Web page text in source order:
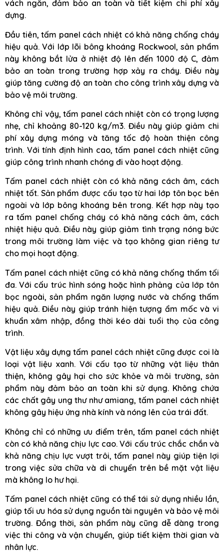
vách ngăn, đảm bảo an toàn và tiết kiệm chi phí xây
dựng.
Đầu tiên, tấm panel cách nhiệt có khả năng chống cháy
hiệu quả. Với lớp lõi bông khoáng Rockwool, sản phẩm
này không bắt lửa ở nhiệt độ lên đến 1000 độ C, đảm
bảo an toàn trong trường hợp xảy ra cháy. Điều này
giúp tăng cường độ an toàn cho công trình xây dựng và
bảo vệ môi trường.
Không chỉ vậy, tấm panel cách nhiệt còn có trọng lượng
nhẹ, chỉ khoảng 80-120 kg/m3. Điều này giúp giảm chi
phí xây dựng móng và tăng tốc độ hoàn thiện công
trình. Với tính định hình cao, tấm panel cách nhiệt cũng
giúp công trình nhanh chóng đi vào hoạt động.
Tấm panel cách nhiệt còn có khả năng cách âm, cách
nhiệt tốt. Sản phẩm được cấu tạo từ hai lớp tôn bọc bên
ngoài và lớp bông khoáng bên trong. Kết hợp này tạo
ra tấm panel chống cháy có khả năng cách âm, cách
nhiệt hiệu quả. Điều này giúp giảm tình trạng nóng bức
trong môi trường làm việc và tạo không gian riêng tư
cho mọi hoạt động.
Tấm panel cách nhiệt cũng có khả năng chống thấm tối
đa. Với cấu trúc hình sóng hoặc hình phảng của lớp tôn
bọc ngoài, sản phẩm ngăn lượng nước và chống thấm
hiệu quả. Điều này giúp tránh hiện tượng ẩm mốc và vi
khuẩn xâm nhập, đồng thời kéo dài tuổi thọ của công
trình.
Vật liệu xây dựng tấm panel cách nhiệt cũng được coi là
loại vật liệu xanh. Với cấu tạo từ những vật liệu thân
thiện, không gây hại cho sức khỏe và môi trường, sản
phẩm này đảm bảo an toàn khi sử dụng. Không chứa
các chất gây ung thư như amiang, tấm panel cách nhiệt
không gây hiệu ứng nhà kính và nóng lên của trái đất.
Không chỉ có những ưu điểm trên, tấm panel cách nhiệt
còn có khả năng chịu lực cao. Với cấu trúc chắc chắn và
khả năng chịu lực vượt trôi, tấm panel này giúp tiện lợi
trong việc sửa chữa và di chuyển trên bề mặt vật liệu
mà không lo hư hại.
Tấm panel cách nhiệt cũng có thể tái sử dụng nhiều lần,
giúp tối ưu hóa sử dụng nguồn tài nguyên và bảo vệ môi
trường. Đồng thời, sản phẩm này cũng dễ dàng trong
việc thi công và vận chuyển, giúp tiết kiệm thời gian và
nhân lực.